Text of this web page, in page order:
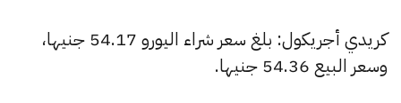
كريدي أجريكول: بلغ سعر شراء اليورو 54.17 جنيها،
وسعر البيع 54.36 جنيها.